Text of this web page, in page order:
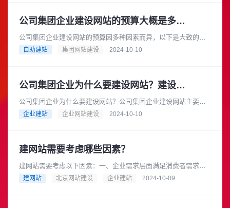
公司集团企业建设网站的预算大概是多少？
公司集团企业建设网站的预算因多种因素而异，以下是大致的预
算范围：基础型网站预算范围：如果选择模板建站，费用可能在
自助建站 集团网站建设 2024-10-10
公司集团企业为什么要建设网站？建设网站的流程是怎样的？
公司集团企业为什么要建设网站？公司集团企业建设网站主要有
以下几个重要原因：在当今互联网时代，消费者从产品研究到查
企业建站 企业网站建设 2024-10-10
建网站需要考虑哪些因素？
建网站需要考虑以下因素：一、企业需求层面满足消费者需求：
在互联网时代，消费者在产品研究、查询地点和营业时间等方面
建网站 北京网站建设 企业建站 2024-10-09